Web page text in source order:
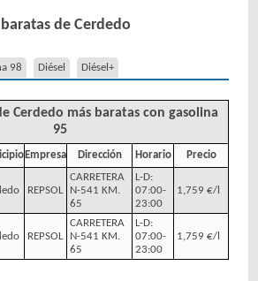
de Cerdedo
98 Diésel Diésel+
Cerdedo más baratas con gasolina
95
Empresa Dirección Horario Precio
REPSOL
CARRETERA
N-541 KM.
65
L-D:
07:00-
23:00
1,759 €/l
REPSOL
CARRETERA
N-541 KM.
65
L-D:
07:00-
23:00
1,759 €/l